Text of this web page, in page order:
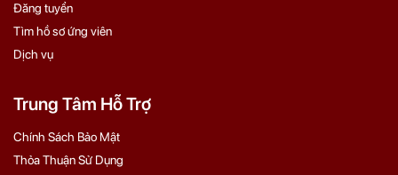
Đăng tuyển
Tìm hồ sơ ứng viên
Dịch vụ
Trung Tâm Hỗ Trợ
Chính Sách Bảo Mật
Thỏa Thuận Sử Dụng